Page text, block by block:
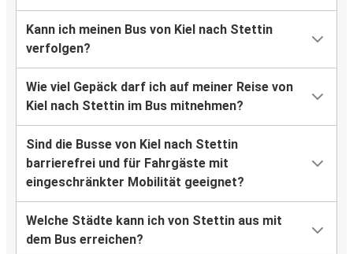
Kann ich meinen Bus von Kiel nach Stettin
verfolgen?
Wie viel Gepäck darf ich auf meiner Reise von
Kiel nach Stettin im Bus mitnehmen?
Sind die Busse von Kiel nach Stettin
barrierefrei und für Fahrgäste mit
eingeschränkter Mobilität geeignet?
Welche Städte kann ich von Stettin aus mit
dem Bus erreichen?